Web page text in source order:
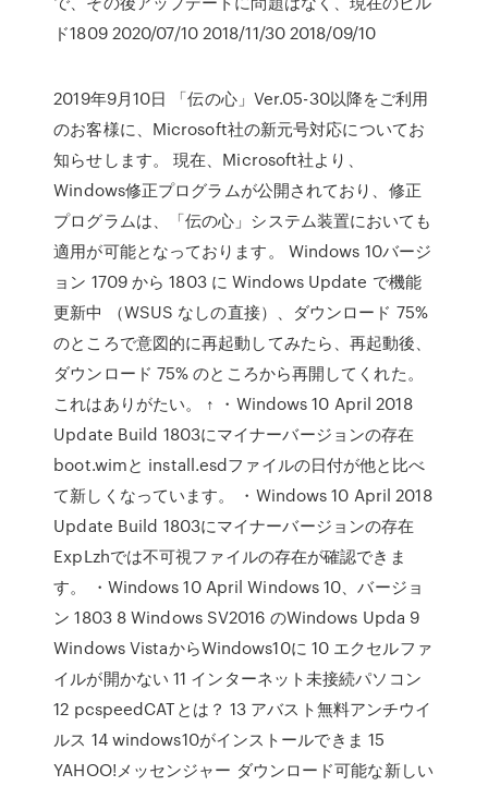
ド1809 2020/07/10 2018/11/30 2018/09/10
2019年9月10日 「伝の心」Ver.05-30以降をご利用
のお客様に、Microsoft社の新元号対応についてお
知らせします。 現在、Microsoft社より、
Windows修正プログラムが公開されており、修正
プログラムは、「伝の心」システム装置においても
適用が可能となっております。 Windows 10バージ
ョン 1709 から 1803 に Windows Update で機能
更新中 （WSUS なしの直接）、ダウンロード 75%
のところで意図的に再起動してみたら、再起動後、
ダウンロード 75% のところから再開してくれた。
これはありがたい。 ↑ ・Windows 10 April 2018
Update Build 1803にマイナーバージョンの存在
boot.wimと install.esdファイルの日付が他と比べ
て新しくなっています。 ・Windows 10 April 2018
Update Build 1803にマイナーバージョンの存在
ExpLzhでは不可視ファイルの存在が確認できま
す。 ・Windows 10 April Windows 10、バージョ
ン 1803 8 Windows SV2016 のWindows Upda 9
Windows VistaからWindows10に 10 エクセルファ
イルが開かない 11 インターネット未接続パソコン
12 pcspeedCATとは？ 13 アバスト無料アンチウイ
ルス 14 windows10がインストールできま 15
YAHOO!メッセンジャー ダウンロード可能な新しい